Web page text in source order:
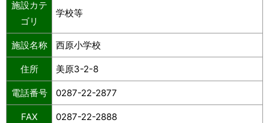
施設カテ
ゴリ
学校等
施設名称 西原小学校
住所 美原3-2-8
電話番号 0287-22-2877
FAX 0287-22-2888